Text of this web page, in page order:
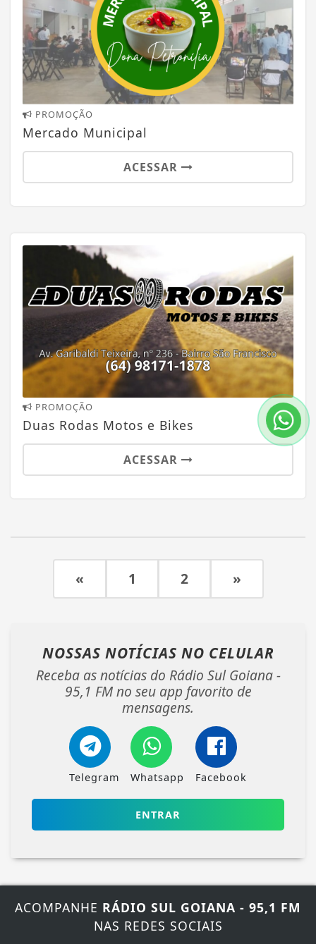
PROMOÇÃO
Mercado Municipal
ACESSAR
PROMOÇÃO
Duas Rodas Motos e Bikes
ACESSAR
« 1 2 »
NOSSAS NOTÍCIAS NO CELULAR
Receba as notícias do Rádio Sul Goiana -
95,1 FM no seu app favorito de
mensagens.
Telegram Whatsapp Facebook
ENTRAR
ACOMPANHE RÁDIO SUL GOIANA - 95,1 FM
NAS REDES SOCIAIS